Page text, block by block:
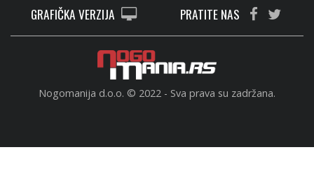
GRAFIČKA VERZIJA
PRATITE NAS
Nogomanija d.o.o. © 2022 - Sva prava su zadržana.